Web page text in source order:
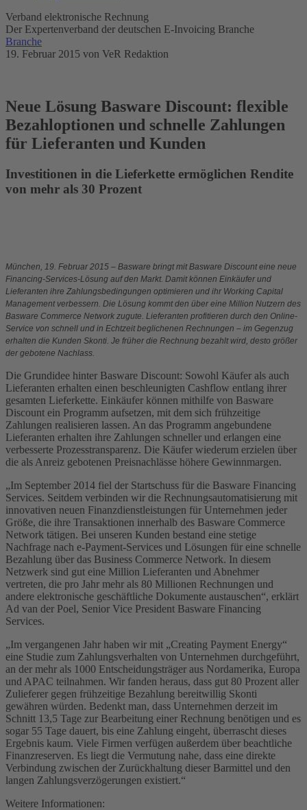
Verband elektronische Rechnung
Der Expertenverband der deutschen E-Invoicing Branche
Branche
19. Februar 2015 von VeR Redaktion
Neue Lösung Basware Discount: flexible
Bezahloptionen und schnelle Zahlungen
für Lieferanten und Kunden
Investitionen in die Lieferkette ermöglichen Rendite
von mehr als 30 Prozent
München, 19. Februar 2015 – Basware bringt mit Basware Discount eine neue
Financing-Services-Lösung auf den Markt. Damit können Einkäufer und
Lieferanten ihre Zahlungsbedingungen optimieren und ihr Working Capital
Management verbessern. Die Lösung kommt den über eine Million Nutzern des
Basware Commerce Network zugute. Lieferanten profitieren durch den Online-
Service von schnell und in Echtzeit beglichenen Rechnungen – im Gegenzug
erhalten die Kunden Skonti. Je früher die Rechnung bezahlt wird, desto größer
der gebotene Nachlass.
Die Grundidee hinter Basware Discount: Sowohl Käufer als auch
Lieferanten erhalten einen beschleunigten Cashflow entlang ihrer
gesamten Lieferkette. Einkäufer können mithilfe von Basware
Discount ein Programm aufsetzen, mit dem sich frühzeitige
Zahlungen realisieren lassen. An das Programm angebundene
Lieferanten erhalten ihre Zahlungen schneller und erlangen eine
verbesserte Prozesstransparenz. Die Käufer wiederum erzielen über
die als Anreiz gebotenen Preisnachlässe höhere Gewinnmargen.
„Im September 2014 fiel der Startschuss für die Basware Financing
Services. Seitdem verbinden wir die Rechnungsautomatisierung mit
innovativen neuen Finanzdienstleistungen für Unternehmen jeder
Größe, die ihre Transaktionen innerhalb des Basware Commerce
Network tätigen. Bei unseren Kunden bestand eine stetige
Nachfrage nach e-Payment-Services und Lösungen für eine schnelle
Bezahlung über das Business Commerce Network. In diesem
Netzwerk sind gut eine Million Lieferanten und Abnehmer
vertreten, die pro Jahr mehr als 80 Millionen Rechnungen und
andere elektronische geschäftliche Dokumente austauschen“, erklärt
Ad van der Poel, Senior Vice President Basware Financing
Services.
„Im vergangenen Jahr haben wir mit „Creating Payment Energy“
eine Studie zum Zahlungsverhalten von Unternehmen durchgeführt,
an der mehr als 1000 Entscheidungsträger aus Nordamerika, Europa
und APAC teilnahmen. Wir fanden heraus, dass gut 80 Prozent aller
Zulieferer gegen frühzeitige Bezahlung bereitwillig Skonti
gewähren würden. Bedenkt man, dass Unternehmen derzeit im
Schnitt 13,5 Tage zur Bearbeitung einer Rechnung benötigen und es
sogar 55 Tage dauert, bis eine Zahlung eingeht, überrascht dieses
Ergebnis kaum. Viele Firmen verfügen außerdem über beachtliche
Finanzreserven. Es liegt die Vermutung nahe, dass eine direkte
Verbindung zwischen der Zurückhaltung dieser Barmittel und den
langen Zahlungsverzögerungen existiert.“
Weitere Informationen: